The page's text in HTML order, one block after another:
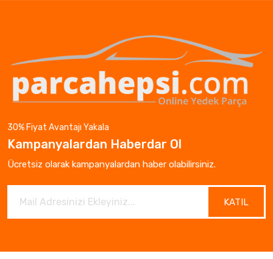
30% Fiyat Avantajı Yakala
Kampanyalardan Haberdar Ol
Ücretsiz olarak kampanyalardan haber olabilirsiniz.
KATIL